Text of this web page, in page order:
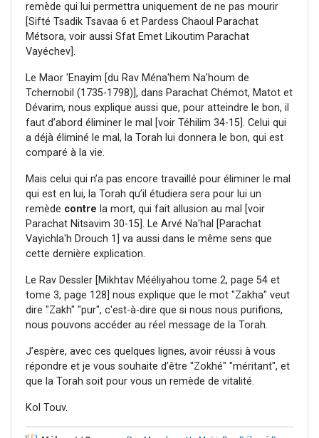
remède qui lui permettra uniquement de ne pas mourir
[Sifté Tsadik Tsavaa 6 et Pardess Chaoul Parachat
Métsora, voir aussi Sfat Emet Likoutim Parachat
Vayéchev].
Le Maor 'Enayim [du Rav Ména'hem Na'houm de
Tchernobil (1735-1798)], dans Parachat Chémot, Matot et
Dévarim, nous explique aussi que, pour atteindre le bon, il
faut d’abord éliminer le mal [voir Téhilim 34-15]. Celui qui
a déjà éliminé le mal, la Torah lui donnera le bon, qui est
comparé à la vie.
Mais celui qui n’a pas encore travaillé pour éliminer le mal
qui est en lui, la Torah qu’il étudiera sera pour lui un
remède contre la mort, qui fait allusion au mal [voir
Parachat Nitsavim 30-15]. Le Arvé Na'hal [Parachat
Vayichla'h Drouch 1] va aussi dans le même sens que
cette dernière explication.
Le Rav Dessler [Mikhtav Mééliyahou tome 2, page 54 et
tome 3, page 128] nous explique que le mot "Zakha" veut
dire "Zakh" "pur", c'est-à-dire que si nous nous purifions,
nous pouvons accéder au réel message de la Torah.
J’espère, avec ces quelques lignes, avoir réussi à vous
répondre et je vous souhaite d’être "Zokhé" "méritant", et
que la Torah soit pour vous un remède de vitalité.
Kol Touv.